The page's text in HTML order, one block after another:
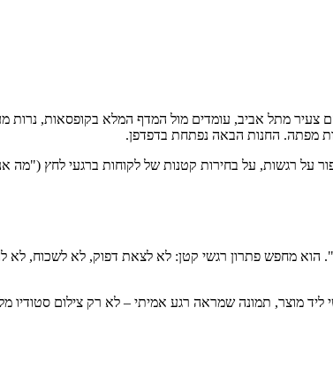
צעיר מתל אביב, עומדים מול המדף המלא בקופסאות, נרות
מפתה. החנות הבאה נפתחת בדפדפן.
מחפש פתרון רגשי קטן: לא לצאת דפוק, לא לשכוח, לא
ליד מוצר, תמונה שמראה רגע אמיתי – לא רק צילום סטודיו